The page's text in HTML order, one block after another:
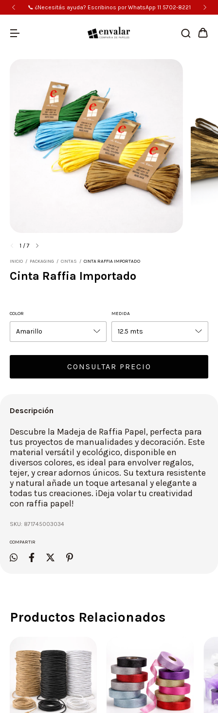
📞 ¿Necesitás ayuda? Escribinos por WhatsApp 11 5702-8221
1 /7
INICIO / PACKAGING / CINTAS / CINTA RAFFIA IMPORTADO
Cinta Raffia Importado
COLOR MEDIDA
Descripción
Descubre la Madeja de Raffia Papel, perfecta para
tus proyectos de manualidades y decoración. Este
material versátil y ecológico, disponible en
diversos colores, es ideal para envolver regalos,
tejer, y crear adornos únicos. Su textura resistente
y natural añade un toque artesanal y elegante a
todas tus creaciones. ¡Deja volar tu creatividad
con raffia papel!
SKU: 871745003034
COMPARTIR
Productos Relacionados